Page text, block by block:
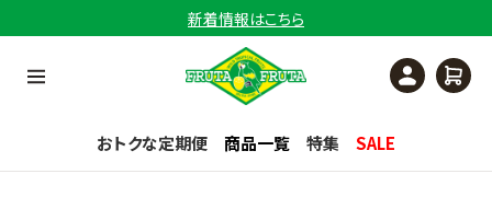
新着情報はこちら
おトクな定期便 商品一覧 特集 SALE